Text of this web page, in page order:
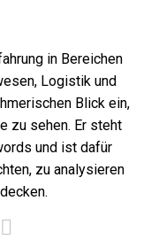
in Bereichen
Logistik und
Blick ein,
zu sehen. Er steht
und ist dafür
zu analysieren
Opens new